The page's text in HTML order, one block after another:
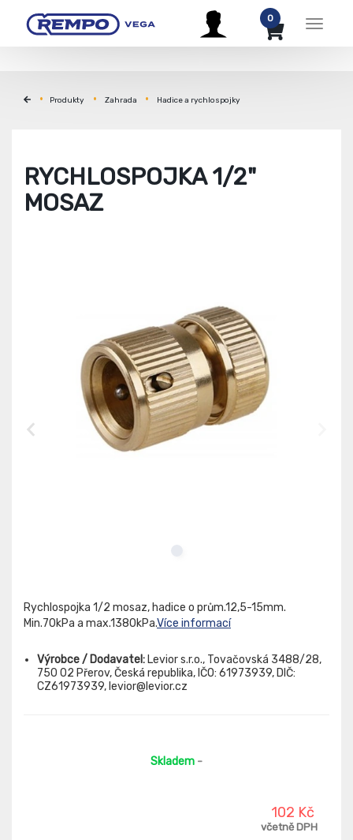
Menu
0
Produkty Zahrada Hadice a rychlospojky
RYCHLOSPOJKA 1/2"
MOSAZ
Rychlospojka 1/2 mosaz, hadice o prům.12,5-15mm.
Min.70kPa a max.1380kPa.Více informací
Výrobce / Dodavatel: Levior s.r.o., Tovačovská 3488/28,
750 02 Přerov, Česká republika, IČO: 61973939, DIČ:
CZ61973939, levior@levior.cz
Skladem -
102 Kč
včetně DPH